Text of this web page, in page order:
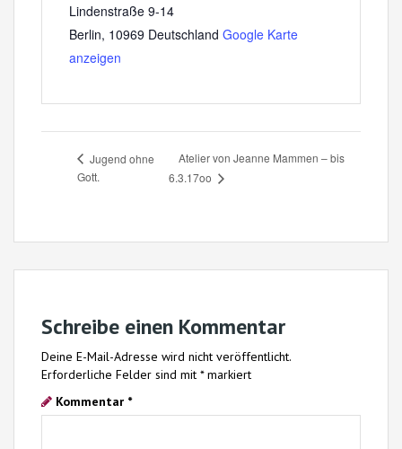
Lindenstraße 9-14
Berlin, 10969 Deutschland Google Karte
anzeigen
Jugend ohne
Gott.
Atelier von Jeanne Mammen – bis
6.3.17oo
Schreibe einen Kommentar
Deine E-Mail-Adresse wird nicht veröffentlicht.
Erforderliche Felder sind mit *markiert
Kommentar *